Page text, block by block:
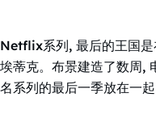
Netflix系列, 最后的王国是
埃蒂克。布景建造了数周,
名系列的最后一季放在一起